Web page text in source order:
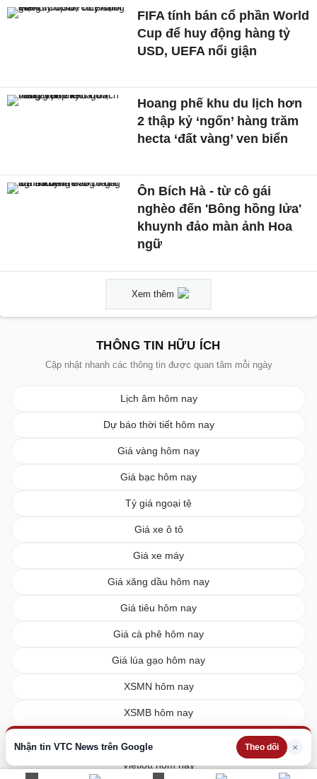
Nhận tin VTC News trên Google Theo dõi ×
FIFA tính bán cổ phần World
Cup để huy động hàng tỷ
USD, UEFA nổi giận
Hoang phế khu du lịch hơn
2 thập kỷ ‘ngốn’ hàng trăm
hecta ‘đất vàng’ ven biển
Ôn Bích Hà - từ cô gái
nghèo đến 'Bông hồng lửa'
khuynh đảo màn ảnh Hoa
ngữ
Xem thêm
THÔNG TIN HỮU ÍCH
Cập nhật nhanh các thông tin được quan tâm mỗi ngày
Lịch âm hôm nay
Dự báo thời tiết hôm nay
Giá vàng hôm nay
Giá bạc hôm nay
Tỷ giá ngoại tệ
Giá xe ô tô
Giá xe máy
Giá xăng dầu hôm nay
Giá tiêu hôm nay
Giá cà phê hôm nay
Giá lúa gạo hôm nay
XSMN hôm nay
XSMB hôm nay
Vietlott hôm nay